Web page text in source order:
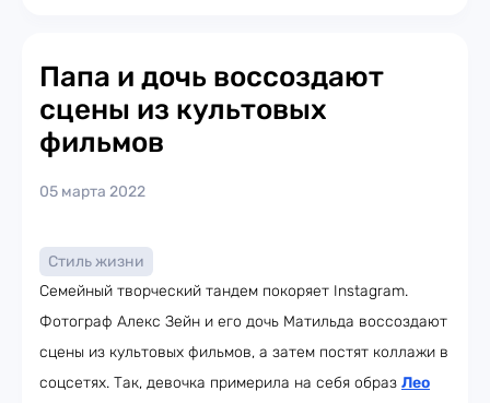
Папа и дочь воссоздают
сцены из культовых
фильмов
05 марта 2022
Стиль жизни
Семейный творческий тандем покоряет Instagram.
Фотограф Алекс Зейн и его дочь Матильда воссоздают
сцены из культовых фильмов, а затем постят коллажи в
соцсетях. Так, девочка примерила на себя образ Лео